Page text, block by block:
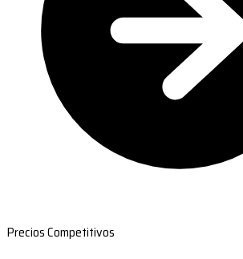
Precios Competitivos